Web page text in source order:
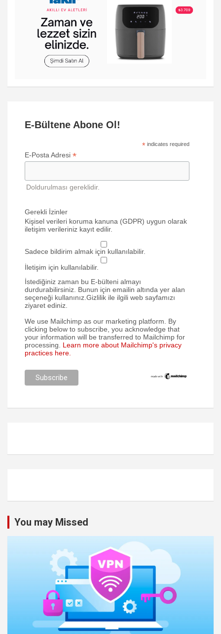
E-Bültene Abone Ol!
* indicates required
E-Posta Adresi *
Doldurulması gereklidir.
Gerekli İzinler
Kişisel verileri koruma kanuna (GDPR) uygun olarak
iletişim verileriniz kayıt edilir.
Sadece bildirim almak için kullanılabilir.
İletişim için kullanılabilir.
İstediğiniz zaman bu E-bülteni almayı
durdurabilirsiniz. Bunun için emailin altında yer alan
seçeneği kullanınız.Gizlilik ile ilgili web sayfamızı
ziyaret ediniz.
We use Mailchimp as our marketing platform. By
clicking below to subscribe, you acknowledge that
your information will be transferred to Mailchimp for
processing. Learn more about Mailchimp's privacy
practices here.
You may Missed